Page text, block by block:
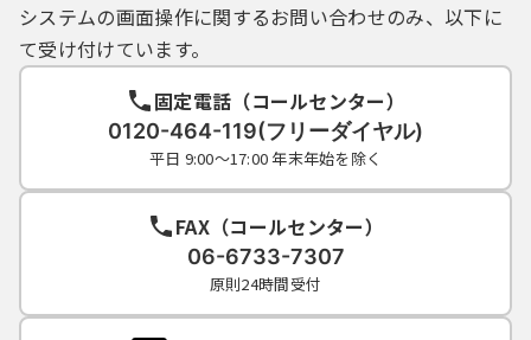
システムの画面操作に関するお問い合わせのみ、以下に
て受け付けています。
固定電話（コールセンター）
0120-464-119(フリーダイヤル)
平日 9:00～17:00 年末年始を除く
FAX（コールセンター）
06-6733-7307
原則24時間受付